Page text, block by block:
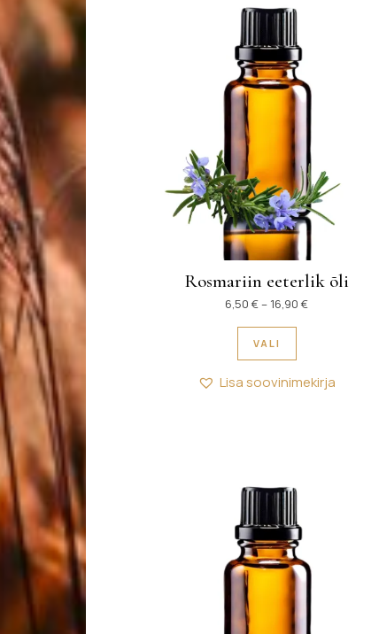
Rosmariin eeterlik õli
6,50€– 16,90€
VALI
Sellel tootel
Lisa soovinimekirja